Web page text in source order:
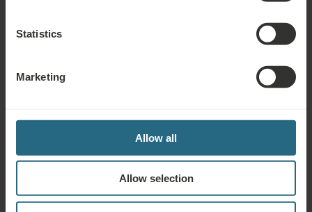
Statistics
Marketing
Allow all
Allow selection
კითხვები
Ensana-ს სასტუმროებსა თუ მომსახურებასთან დაკავშირებული